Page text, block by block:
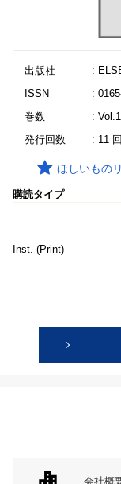
出版社
:
ISSN
:
巻数
:
発行回数
: 11 回
ほしいもの
購読タイプ
Inst. (Print)
会社概